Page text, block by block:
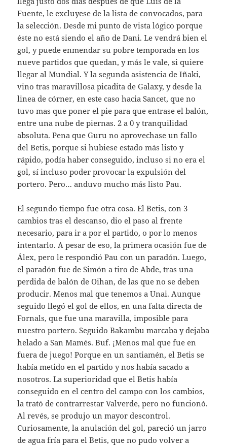
Fuente, le excluyese de la lista de convocados, para
la selección. Desde mi punto de vista lógico porque
éste no está siendo el año de Dani. Le vendrá bien el
gol, y puede enmendar su pobre temporada en los
nueve partidos que quedan, y más le vale, si quiere
llegar al Mundial. Y la segunda asistencia de Iñaki,
vino tras maravillosa picadita de Galaxy, y desde la
linea de córner, en este caso hacia Sancet, que no
tuvo mas que poner el pie para que entrase el balón,
entre una nube de piernas. 2 a 0 y tranquilidad
absoluta. Pena que Guru no aprovechase un fallo
del Betis, porque si hubiese estado más listo y
rápido, podía haber conseguido, incluso si no era el
gol, sí incluso poder provocar la expulsión del
portero. Pero… anduvo mucho más listo Pau.
El segundo tiempo fue otra cosa. El Betis, con 3
cambios tras el descanso, dio el paso al frente
necesario, para ir a por el partido, o por lo menos
intentarlo. A pesar de eso, la primera ocasión fue de
Álex, pero le respondió Pau con un paradón. Luego,
el paradón fue de Simón a tiro de Abde, tras una
perdida de balón de Oihan, de las que no se deben
producir. Menos mal que tenemos a Unai. Aunque
seguido llegó el gol de ellos, en una falta directa de
Fornals, que fue una maravilla, imposible para
nuestro portero. Seguido Bakambu marcaba y dejaba
helado a San Mamés. Buf. ¡Menos mal que fue en
fuera de juego! Porque en un santiamén, el Betis se
había metido en el partido y nos había sacado a
nosotros. La superioridad que el Betis había
conseguido en el centro del campo con los cambios,
la trató de contrarrestar Valverde, pero no funcionó.
Al revés, se produjo un mayor descontrol.
Curiosamente, la anulación del gol, pareció un jarro
de agua fría para el Betis, que no pudo volver a